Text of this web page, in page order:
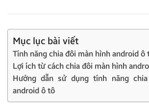
Mục lục bài viết
Tính năng chia đôi màn hình android ô
Lợi ích từ cách chia đôi màn hình
Hướng dẫn sử dụng tính năng
android ô tô